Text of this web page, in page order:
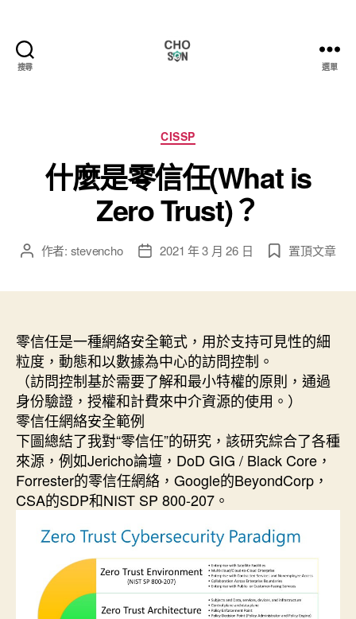
搜尋
大
小
事
選單
分
類
CISSP
什麼是零信任(What is
Zero Trust)？
文 作者: stevencho
文
期
2021 年 3 月 26 日 置頂文章
零信任是一種網絡安全範式，用於支持可見性的細
粒度，動態和以數據為中心的訪問控制。
（訪問控制基於需要了解和最小特權的原則，通過
身份驗證，授權和計費來中介資源的使用。）
零信任網絡安全範例
下圖總結了我對“零信任”的研究，該研究綜合了各種
來源，例如Jericho論壇，DoD GIG / Black Core，
Forrester的零信任網絡，Google的BeyondCorp，
CSA的SDP和NIST SP 800-207。